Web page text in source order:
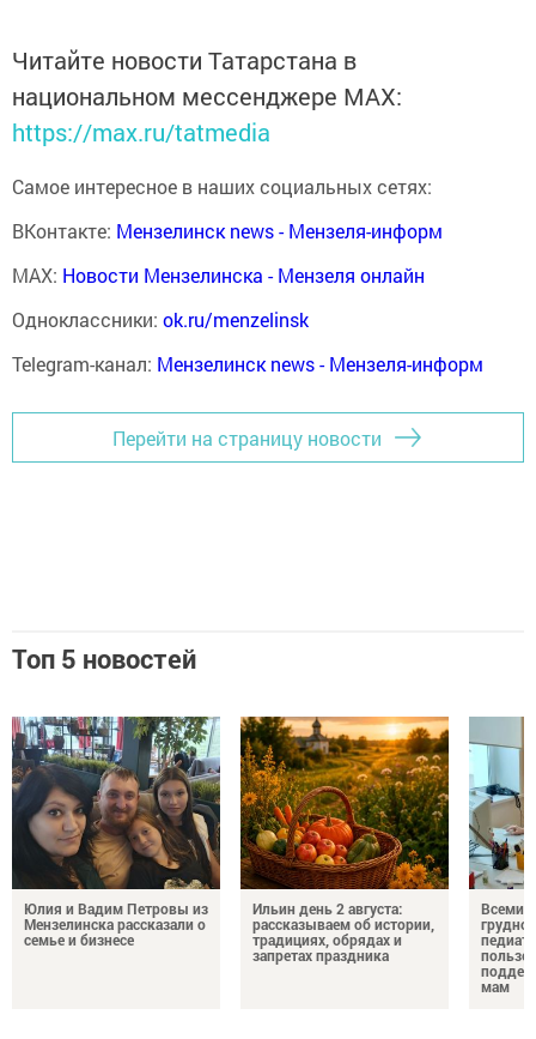
Читайте новости Татарстана в
национальном мессенджере MАХ:
https://max.ru/tatmedia
Самое интересное в наших социальных сетях:
ВКонтакте: Мензелинск news - Мензеля-информ
MAX: Новости Мензелинска - Мензеля онлайн
Одноклассники: ok.ru/menzelinsk
Telegram-канал: Мензелинск news - Мензеля-информ
Перейти на страницу новости
Топ 5 новостей
Юлия и Вадим Петровы из
Мензелинска рассказали о
семье и бизнесе
Ильин день 2 августа:
рассказываем об истории,
традициях, обрядах и
запретах праздника
пользе
мам